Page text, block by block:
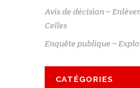
Avis de décision –
Celles
Enquête publique –
CATÉGORIES